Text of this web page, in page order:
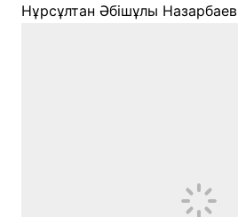
Нұрсұлтан Әбішұлы Назарбаев